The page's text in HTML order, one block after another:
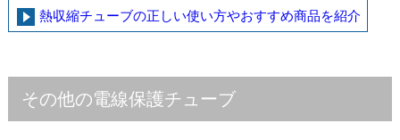
熱収縮チューブの正しい使い方やおすすめ商品を紹介
その他の電線保護チューブ